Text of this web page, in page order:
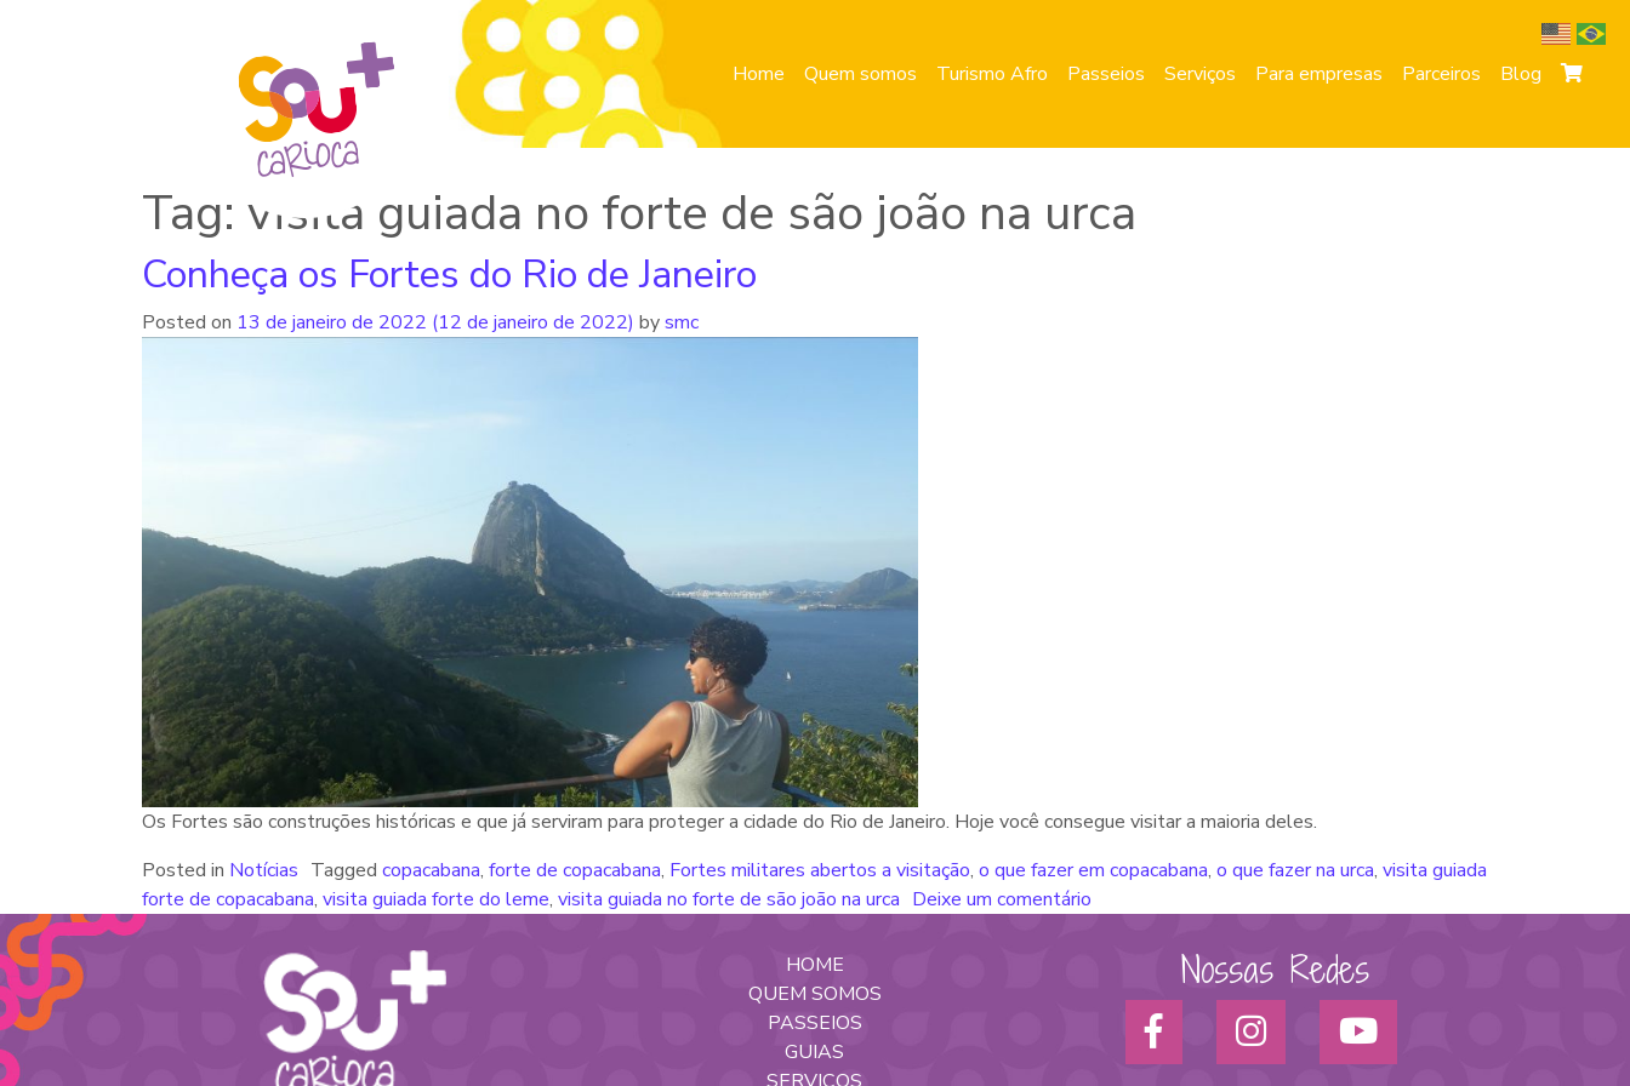
Home Quem somos Turismo Afro Passeios Serviços Para empresas Parceiros Blog
Tag: visita guiada no forte de são joão na urca
Conheça os Fortes do Rio de Janeiro
Posted on 13 de janeiro de 2022 (12 de janeiro de 2022) bysmc
Os Fortes são construções históricas e que já serviram para proteger a cidade do Rio de Janeiro. Hoje você consegue visitar a maioria deles.
Posted in Notícias Tagged copacabana, forte de copacabana, Fortes militares abertos a visitação, o que fazer em copacabana, o que fazer na urca, visita guiada
forte de copacabana, visita guiada forte do leme, visita guiada no forte de são joão na urca Deixe um comentário
HOME
QUEM SOMOS
PASSEIOS
GUIAS
SERVIÇOS
Nossas Redes